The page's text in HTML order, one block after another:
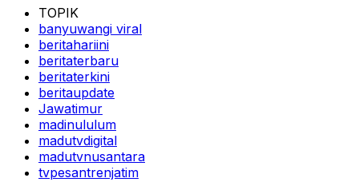
TOPIK
banyuwangi viral
beritahariini
beritaterbaru
beritaterkini
beritaupdate
Jawatimur
madinululum
madutvdigital
madutvnusantara
tvpesantrenjatim